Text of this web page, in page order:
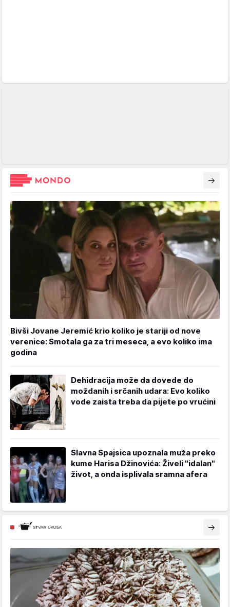
Bivši Jovane Jeremić krio koliko je stariji od nove
verenice: Smotala ga za tri meseca, a evo koliko ima
godina
Dehidracija može da dovede do
moždanih i srčanih udara: Evo koliko
vode zaista treba da pijete po vrućini
Slavna Spajsica upoznala muža preko
kume Harisa Džinovića: Živeli "idalan"
život, a onda isplivala sramna afera